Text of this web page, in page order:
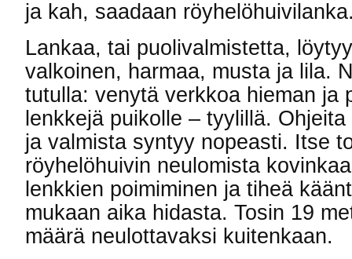
ja kah, saadaan
Lankaa, tai puolivalmistetta,
valkoinen, harmaa, musta ja lila.
tutulla: venytä verkkoa hieman ja
lenkkejä puikolle – tyylillä.
ja valmista syntyy nopeasti. Itse
röyhelöhuivin neulomista
lenkkien poimiminen ja tiheä
mukaan aika hidasta. Tosin 19
määrä neulottavaksi kuitenkaan.